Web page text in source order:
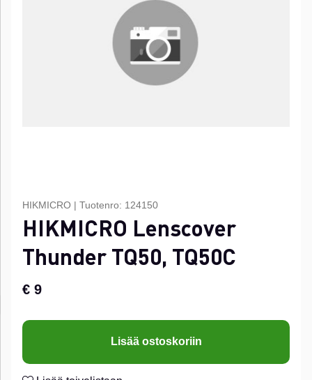
HIKMICRO | Tuotenro: 124150
HIKMICRO Lenscover
Thunder TQ50, TQ50C
€ 9
Lisää ostoskoriin